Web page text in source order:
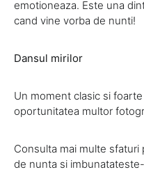
emotioneaza. Este una
cand vine vorba de nunti!
Dansul mirilor
Un moment clasic si
oportunitatea multor
Consulta mai multe
de nunta si